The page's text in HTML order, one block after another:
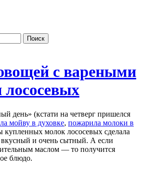
Поиск
с вареными
день» (кстати на четверг пришелся
мойву в духовке, пожарила молоки в
купленных молок лососевых сделала
вкусный и очень сытный. А если
маслом — то получится
блюдо.